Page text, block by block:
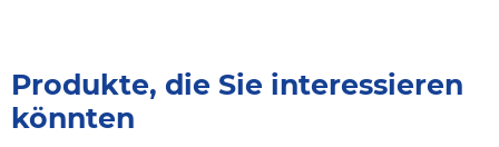
Produkte, die Sie interessieren
könnten